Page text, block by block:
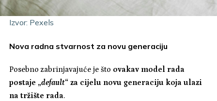
Izvor: Pexels
Nova radna stvarnost za novu generaciju
Posebno zabrinjavajuće je što ovakav model rada
postaje „default“ za cijelu novu generaciju koja ulazi
na tržište rada.